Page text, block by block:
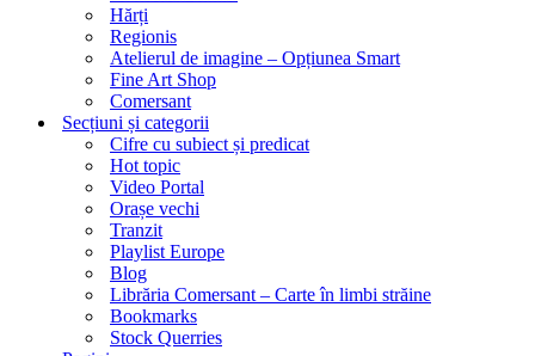
Hărți
Regionis
Atelierul de imagine – Opțiunea Smart
Fine Art Shop
Comersant
Secțiuni și categorii
Cifre cu subiect și predicat
Hot topic
Video Portal
Orașe vechi
Tranzit
Playlist Europe
Blog
Librăria Comersant – Carte în limbi străine
Bookmarks
Stock Querries